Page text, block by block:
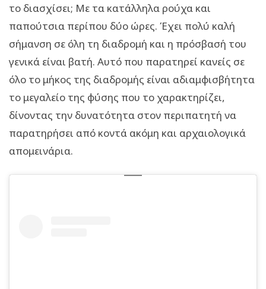
το διασχίσει; Με τα κατάλληλα ρούχα και
παπούτσια περίπου δύο ώρες. Έχει πολύ καλή
σήμανση σε όλη τη διαδρομή και η πρόσβασή του
γενικά είναι βατή. Αυτό που παρατηρεί κανείς σε
όλο το μήκος της διαδρομής είναι αδιαμφισβήτητα
το μεγαλείο της φύσης που το χαρακτηρίζει,
δίνοντας την δυνατότητα στον περιπατητή να
παρατηρήσει από κοντά ακόμη και αρχαιολογικά
απομεινάρια.